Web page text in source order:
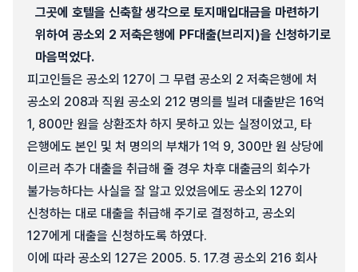
그곳에 호텔을 신축할 생각으로 토지매입대금을 마련하기
위하여 공소외 2 저축은행에 PF대출(브리지)을 신청하기로
마음먹었다.
피고인들은 공소외 127이 그 무렵 공소외 2 저축은행에 처
공소외 208과 직원 공소외 212 명의를 빌려 대출받은 16억
1, 800만 원을 상환조차 하지 못하고 있는 실정이었고, 타
은행에도 본인 및 처 명의의 부채가 1억 9, 300만 원 상당에
이르러 추가 대출을 취급해 줄 경우 차후 대출금의 회수가
불가능하다는 사실을 잘 알고 있었음에도 공소외 127이
신청하는 대로 대출을 취급해 주기로 결정하고, 공소외
127에게 대출을 신청하도록 하였다.
이에 따라 공소외 127은 2005. 5. 17.경 공소외 216 회사